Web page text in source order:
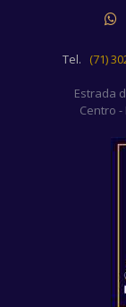
Tel. (71)
Estrada
Centro -